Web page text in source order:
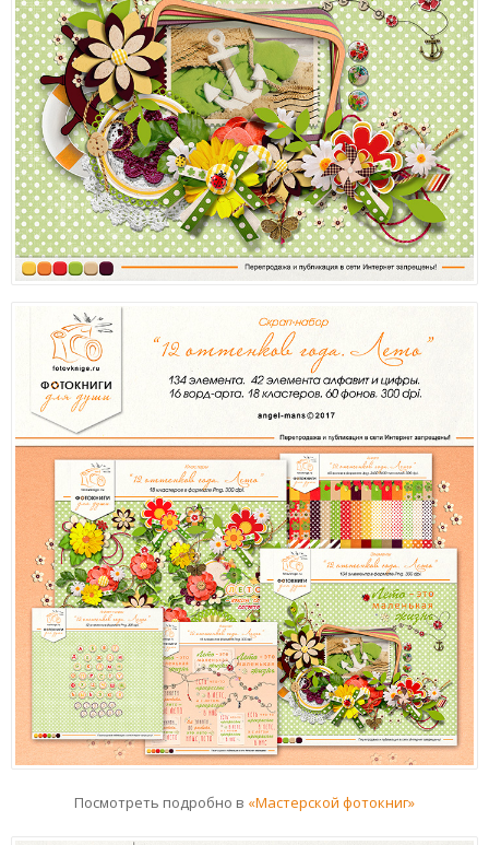
Посмотреть подробно в «Мастерской фотокниг»